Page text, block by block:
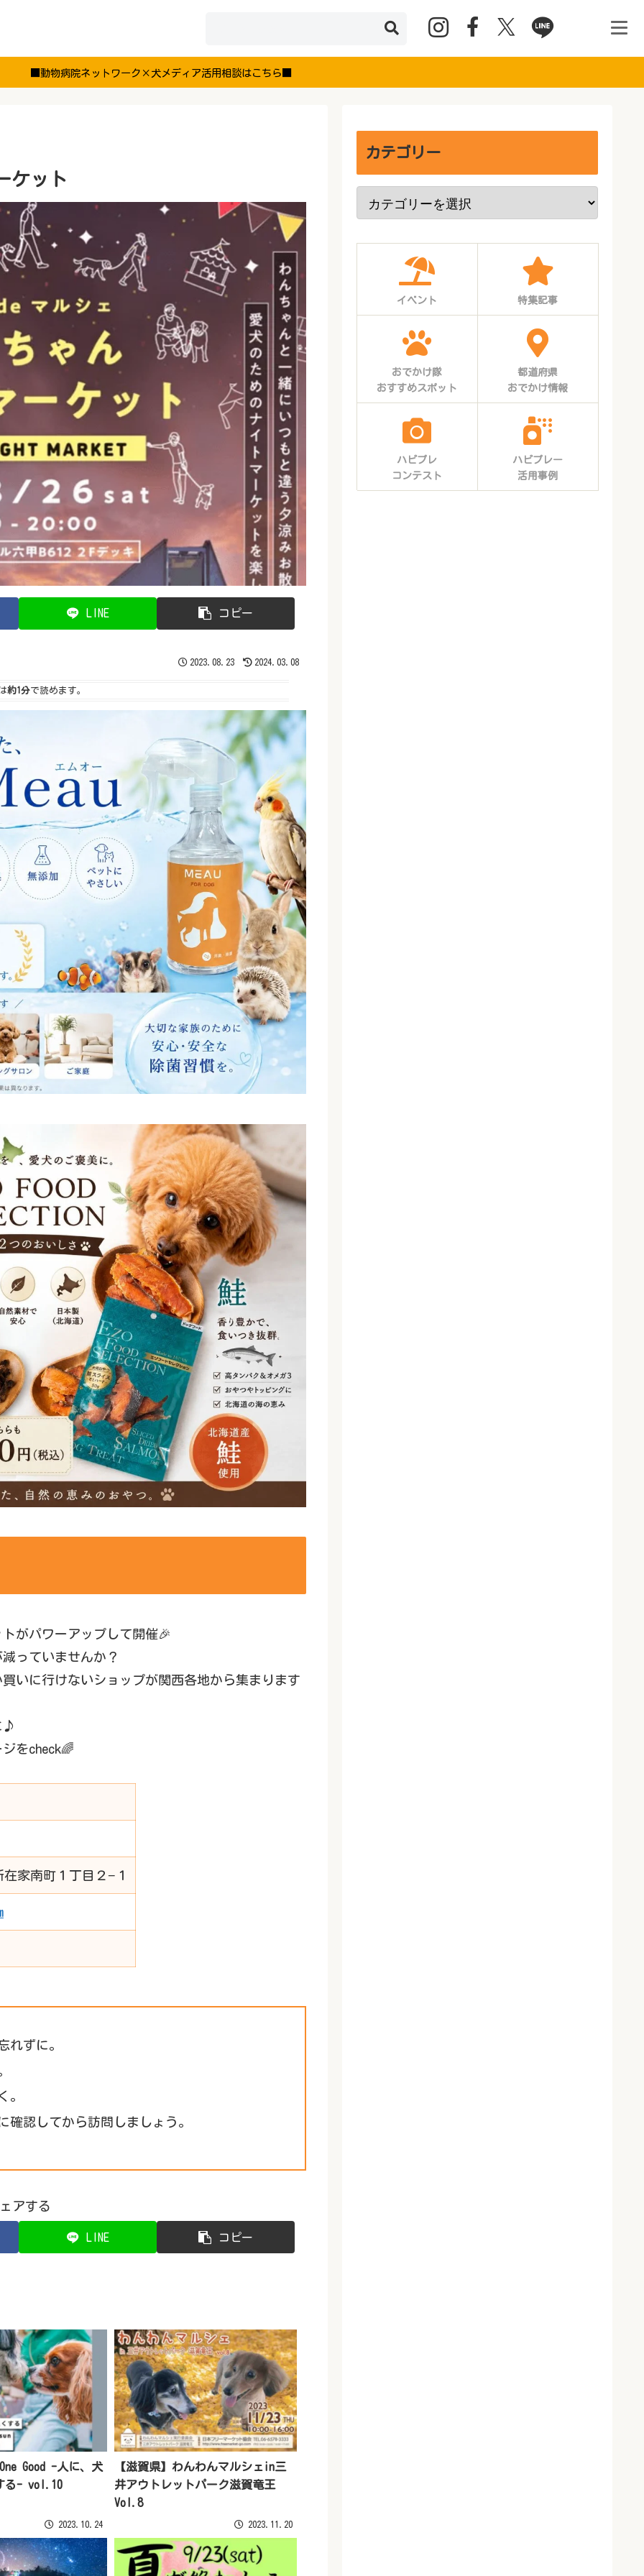
■動物病院ネットワーク×犬メディア活用相談はこちら■
ケット
LINE コピー
2023.08.23 2024.03.08
約1分で読めます。
がパワーアップして開催🎉
っていませんか？
いに行けないショップが関西各地から集まります
♪
をcheck🌈
家南町１丁目２−１
れずに。
。
認してから訪問しましょう。
アする
LINE コピー
Good -人に、犬
る- vol.10
2023.10.24
【滋賀県】わんわんマルシェin三
井アウトレットパーク滋賀竜王
Vol.8
2023.11.20
カテゴリー
イベント 特集記事
おでかけ隊
おすすめスポット
都道府県
おでかけ情報
ハピプレ
コンテスト
ハピプレー
活用事例